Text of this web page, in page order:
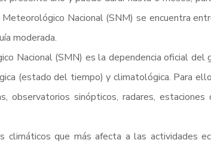
Nacional (SNM) se encuentra
moderada.
Nacional (SMN) es la dependencia oficial del
(estado del tiempo) y climatológica. Para
observatorios sinópticos, radares,
climáticos que más afecta a las actividades